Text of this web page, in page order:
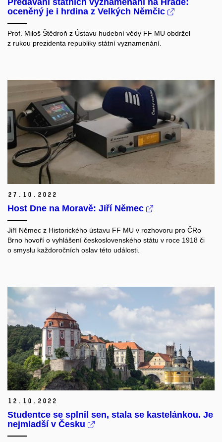
oceněný je i hrdina z Velkých Němčic
Prof. Miloš Štědroň z Ústavu hudební vědy FF MU obdržel
z rukou prezidenta republiky státní vyznamenání.
27. 10. 2022
Host Dne na Moravě: Jiří Němec
Jiří Němec z Historického ústavu FF MU v rozhovoru pro ČRo
Brno hovoří o vyhlášení československého státu v roce 1918 či
o smyslu každoročních oslav této události.
12. 10. 2022
Studentce se splnil sen, stala se kastelánkou. Je
nejmladší v Česku